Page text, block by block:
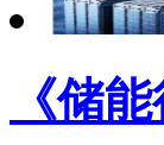
《储